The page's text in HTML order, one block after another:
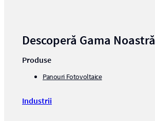
Descoperă Gama Noastră
Produse
Panouri Fotovoltaice
Industrii